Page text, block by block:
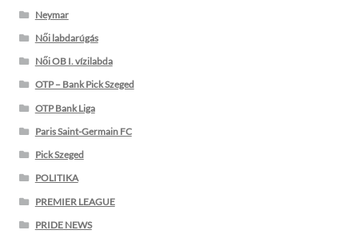
Neymar
Női labdarúgás
Női OB I. vízilabda
OTP – Bank Pick Szeged
OTP Bank Liga
Paris Saint-Germain FC
Pick Szeged
POLITIKA
PREMIER LEAGUE
PRIDE NEWS